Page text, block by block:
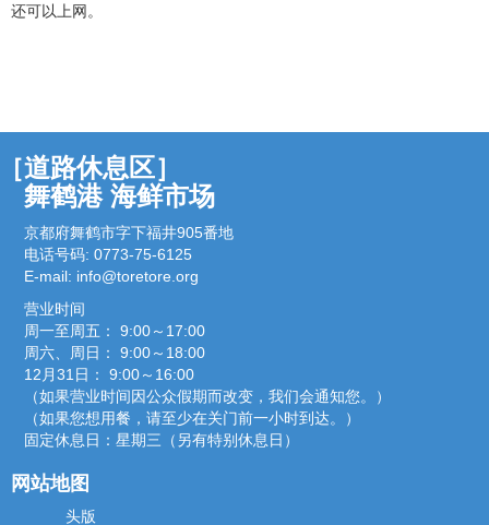
还可以上网。
道路休息区］
舞鹤港 海鲜市场
京都府舞鹤市字下福井905番地
电话号码: 0773-75-6125
E-mail: info@toretore.org
营业时间
周一至周五： 9:00～17:00
周六、周日： 9:00～18:00
12月31日： 9:00～16:00
（如果营业时间因公众假期而改变，我们会通知您。）
（如果您想用餐，请至少在关门前一小时到达。）
固定休息日：星期三（另有特别休息日）
网站地图
头版